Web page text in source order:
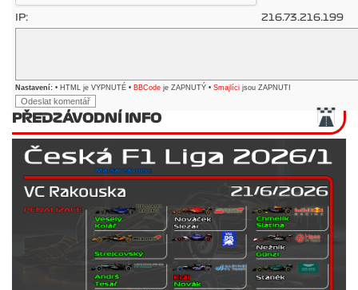
IP: 216.73.216.199
Nastavení: • HTML je VYPNUTÉ • BBCode je ZAPNUTÝ • Smajlíci jsou ZAPNUTI
PŘEDZÁVODNÍ INFO